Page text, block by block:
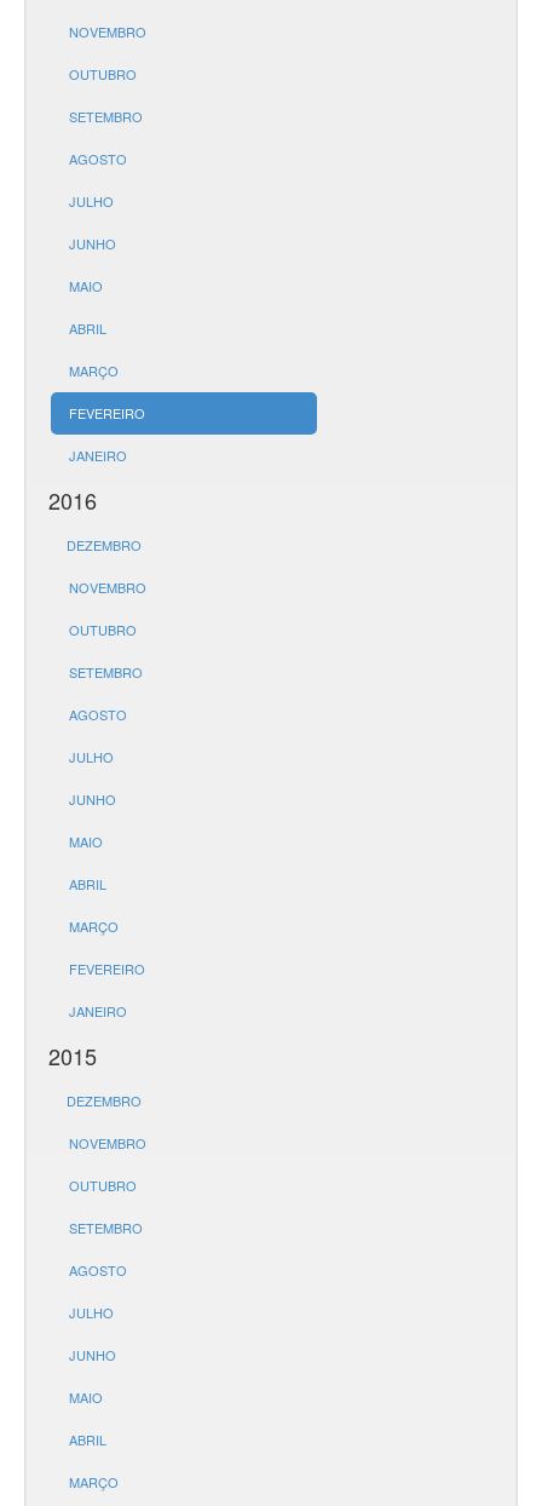
NOVEMBRO
OUTUBRO
SETEMBRO
AGOSTO
JULHO
JUNHO
MAIO
ABRIL
MARÇO
FEVEREIRO
JANEIRO
2016
DEZEMBRO
NOVEMBRO
OUTUBRO
SETEMBRO
AGOSTO
JULHO
JUNHO
MAIO
ABRIL
MARÇO
FEVEREIRO
JANEIRO
2015
DEZEMBRO
NOVEMBRO
OUTUBRO
SETEMBRO
AGOSTO
JULHO
JUNHO
MAIO
ABRIL
MARÇO